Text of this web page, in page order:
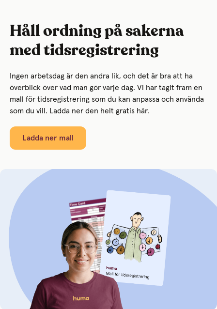
Håll ordning på sakerna
med tidsregistrering
Ingen arbetsdag är den andra lik, och det är bra att ha
överblick över vad man gör varje dag. Vi har tagit fram en
mall för tidsregistrering som du kan anpassa och använda
som du vill. Ladda ner den helt gratis här.
Ladda ner mall